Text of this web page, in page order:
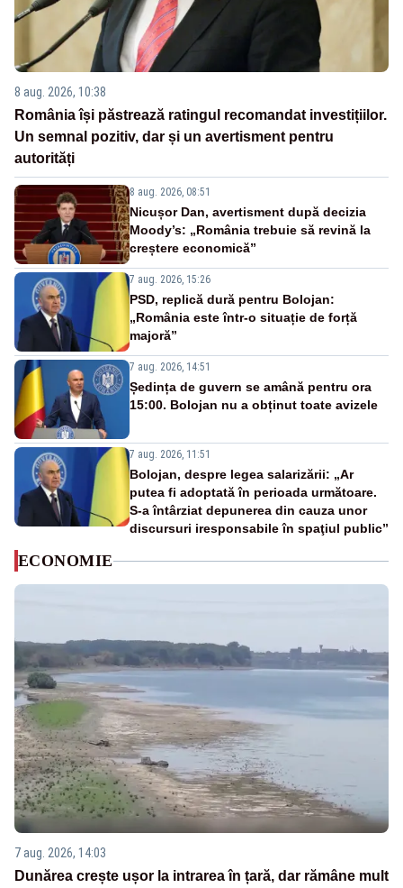
8 aug. 2026, 10:38
România își păstrează ratingul recomandat investițiilor.
Un semnal pozitiv, dar și un avertisment pentru
autorități
8 aug. 2026, 08:51
Nicușor Dan, avertisment după decizia
Moody’s: „România trebuie să revină la
creștere economică”
7 aug. 2026, 15:26
PSD, replică dură pentru Bolojan:
„România este într-o situație de forță
majoră”
7 aug. 2026, 14:51
Ședința de guvern se amână pentru ora
15:00. Bolojan nu a obținut toate avizele
7 aug. 2026, 11:51
Bolojan, despre legea salarizării: „Ar
putea fi adoptată în perioada următoare.
S-a întârziat depunerea din cauza unor
discursuri iresponsabile în spaţiul public”
ECONOMIE
7 aug. 2026, 14:03
Dunărea crește ușor la intrarea în țară, dar rămâne mult